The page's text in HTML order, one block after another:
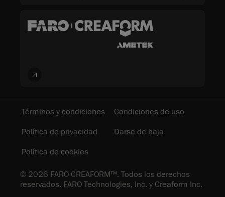
© 2026 FARO CREAFORM™. Todos los derechos
reservados. FARO Technologies, Inc. y Creaform Inc.
Términos y condiciones
Condiciones de uso
Política de privacidad
Darse de baja
Política de cookies